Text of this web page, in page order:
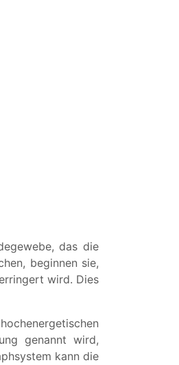
das die
beginnen sie,
wird. Dies
genannt wird,
kann die